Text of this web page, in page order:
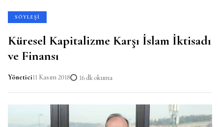
SÖYLEŞI
Küresel Kapitalizme Karşı İslam İktisadı
ve Finansı
Yönetici11 Kasım 2018 16 dk okuma